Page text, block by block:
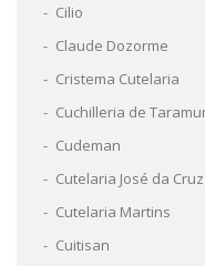
Cilio
Claude Dozorme
Cristema Cutelaria
Cuchilleria de
Cudeman
Cutelaria José da Cruz
Cutelaria Martins
Cuitisan